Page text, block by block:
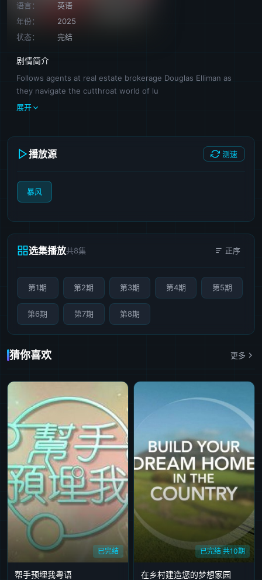
语言：
英语
年份：
2025
状态：
完结
剧情简介
Follows agents at real estate brokerage Douglas Elliman as
they navigate the cutthroat world of lu
展开
播放源 测速
暴风
选集播放共8集 正序
第1期 第2期 第3期 第4期 第5期
第6期 第7期 第8期
猜你喜欢 更多
已完结
帮手预埋我粤语
已完结 共10期
在乡村建造您的梦想家园